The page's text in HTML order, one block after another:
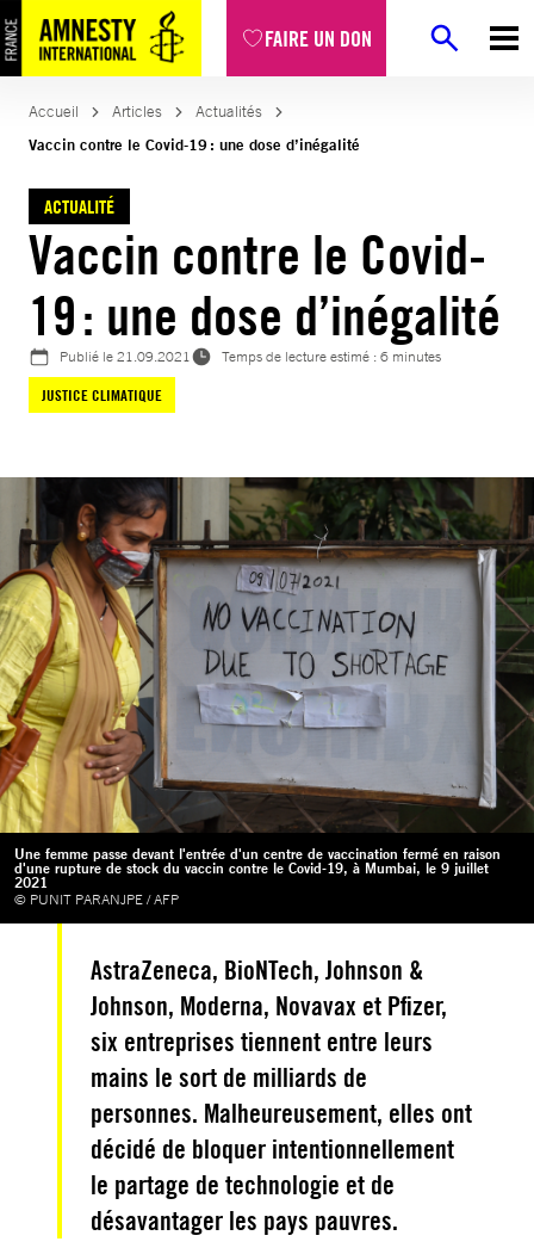
FAIRE UN DON
Aller
au
contenu
Accueil Articles
Actualités
Vaccin contre le Covid-19 : une dose d’inégalité
ACTUALITÉ
Vaccin contre le Covid-
19 : une dose d’inégalité
Publié le21.09.2021
Temps de lecture estimé : 6 minutes
JUSTICE CLIMATIQUE
Une femme passe devant l'entrée d'un centre de vaccination fermé en raison
d'une rupture de stock du vaccin contre le Covid-19, à Mumbai, le 9 juillet
2021
© PUNIT PARANJPE / AFP
AstraZeneca, BioNTech, Johnson &
Johnson, Moderna, Novavax et Pfizer,
six entreprises tiennent entre leurs
mains le sort de milliards de
personnes. Malheureusement, elles ont
décidé de bloquer intentionnellement
le partage de technologie et de
désavantager les pays pauvres.